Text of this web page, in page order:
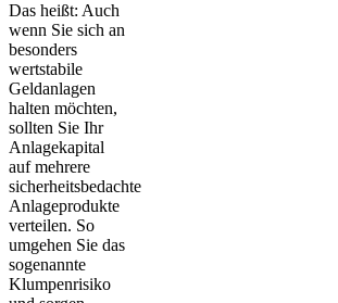
Das heißt: Auch
wenn Sie sich an
besonders
wertstabile
Geldanlagen
halten möchten,
sollten Sie Ihr
Anlagekapital
auf mehrere
sicherheitsbedachte
Anlageprodukte
verteilen. So
umgehen Sie das
sogenannte
Klumpenrisiko